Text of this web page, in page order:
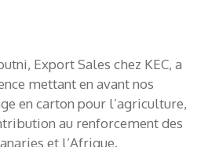
Export Sales chez KEC, a
mettant en avant nos
en carton pour l’agriculture,
au renforcement des
et l’Afrique.